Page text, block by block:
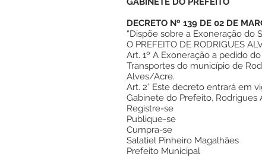
DECRETO Nº 139 DE 02 DE
“Dispõe sobre a Exoneração do
O PREFEITO DE RODRIGUES
Art. 1º A Exoneração a pedido
Transportes do município de
Alves/Acre.
Art. 2° Este decreto entrará em
Gabinete do Prefeito,
Registre-se
Publique-se
Cumpra-se
Salatiel Pinheiro Magalhães
Prefeito Municipal